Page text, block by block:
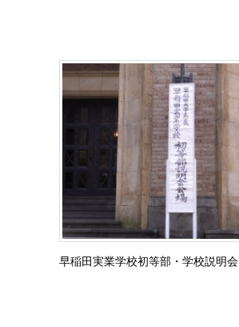
早稲田実業学校初等部・学校説明会